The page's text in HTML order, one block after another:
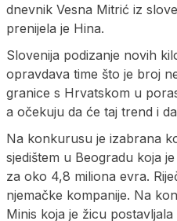
dnevnik Vesna Mitrić iz
prenijela je Hina.
Slovenija podizanje novih
opravdava time što je broj
granice s Hrvatskom u
a očekuju da će taj trend i
Na konkurusu je izabrana
sjedištem u Beogradu koja
za oko 4,8 miliona evra.
njemačke kompanije. Na
Minis koja je žicu